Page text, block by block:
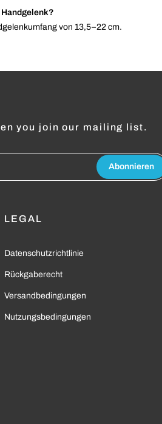
von 13,5–22 cm.
you join our mailing list.
Abonnieren
LEGAL
Datenschutzrichtlinie
Rückgaberecht
Versandbedingungen
Nutzungsbedingungen